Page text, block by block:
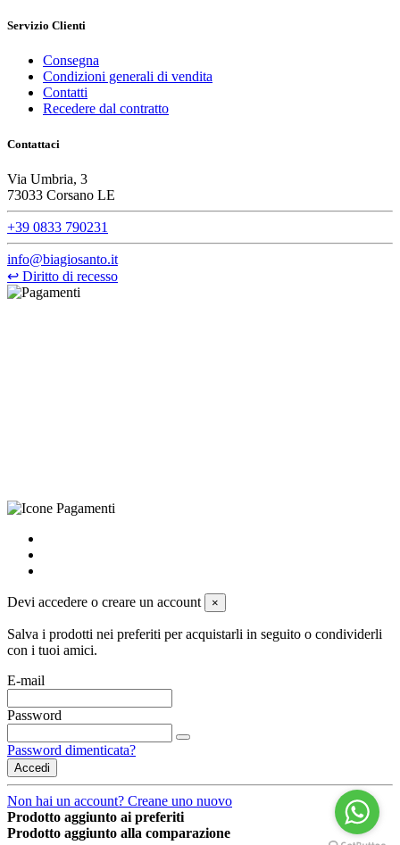
Servizio Clienti
Consegna
Condizioni generali di vendita
Contatti
Recedere dal contratto
Contattaci
Via Umbria, 3
73033 Corsano LE
+39 0833 790231
info@biagiosanto.it
↩ Diritto di recesso
Devi accedere o creare un account ×
Salva i prodotti nei preferiti per acquistarli in seguito o condividerli
con i tuoi amici.
E-mail
Password
Password dimenticata?
Accedi
Non hai un account? Creane uno nuovo
Prodotto aggiunto ai preferiti
Prodotto aggiunto alla comparazione